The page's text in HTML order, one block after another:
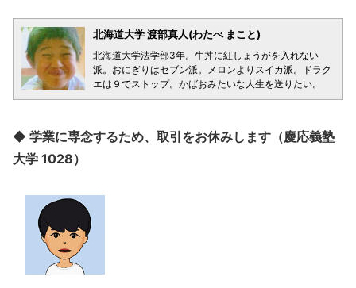
北海道大学 渡部真人(わたべ まこと)
北海道大学法学部3年。牛丼に紅しょうがを入れない
派。おにぎりはセブン派。メロンよりスイカ派。ドラク
エは９でストップ。かばおみたいな人生を送りたい。
◆ 学業に専念するため、取引をお休みします（慶応義塾
大学 1028）